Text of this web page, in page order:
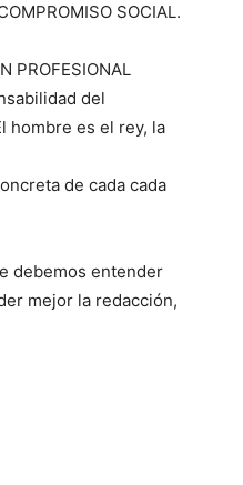
SOCIAL.
PROFESIONAL
del
hombre es el rey, la
de cada cada
debemos entender
mejor la redacción,